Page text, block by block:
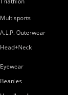
Multisports
A.L.P. Outerwear
Head+Neck
Eyewear
Beanies